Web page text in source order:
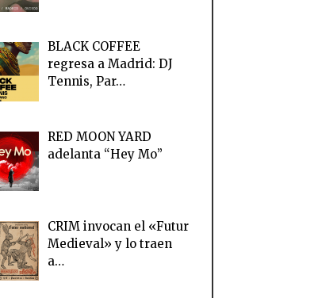
BLACK COFFEE
regresa a Madrid: DJ
Tennis, Par…
RED MOON YARD
adelanta “Hey Mo”
CRIM invocan el «Futur
Medieval» y lo traen
a…